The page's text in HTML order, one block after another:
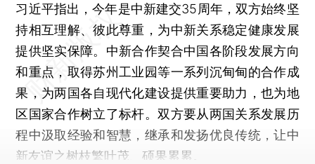
习近平指出，今年是中新建交35周年，双方始终坚
持相互理解、彼此尊重，为中新关系稳定健康发展
提供坚实保障。中新合作契合中国各阶段发展方向
和重点，取得苏州工业园等一系列沉甸甸的合作成
果，为两国各自现代化建设提供重要助力，也为地
区国家合作树立了标杆。双方要从两国关系发展历
程中汲取经验和智慧，继承和发扬优良传统，让中
新友谊之树枝繁叶茂、硕果累累。